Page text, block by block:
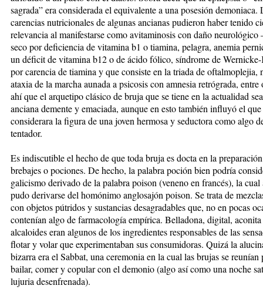
sagrada” era considerada el equivalente a una posesión demoniaca.
carencias nutricionales de algunas ancianas pudieron haber tenido
relevancia al manifestarse como avitaminosis con daño
seco por deficiencia de vitamina b1 o tiamina, pelagra, anemia
un déficit de vitamina b12 o de ácido fólico, síndrome de
por carencia de tiamina y que consiste en la triada de oftalmoplejia,
ataxia de la marcha aunada a psicosis con amnesia retrógrada, entre
ahí que el arquetipo clásico de bruja que se tiene en la actualidad
anciana demente y emaciada, aunque en esto también influyó el
considerara la figura de una joven hermosa y seductora como algo
tentador.
Es indiscutible el hecho de que toda bruja es docta en la
brebajes o pociones. De hecho, la palabra poción bien podría
galicismo derivado de la palabra poison (veneno en francés), la cual
pudo derivarse del homónimo anglosajón poison. Se trata de
con objetos pútridos y sustancias desagradables que, no en pocas
contenían algo de farmacología empírica. Belladona, digital,
alcaloides eran algunos de los ingredientes responsables de las
flotar y volar que experimentaban sus consumidoras. Quizá la
bizarra era el Sabbat, una ceremonia en la cual las brujas se reunían
bailar, comer y copular con el demonio (algo así como una noche
lujuria desenfrenada).